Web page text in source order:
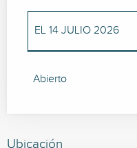
EL 14 JULIO 2026
Abierto
Ubicación